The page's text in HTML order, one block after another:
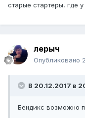
старые стартеры, где
лерыч
Опубликовано
В 20.12.2017 в
Бендикс возможно